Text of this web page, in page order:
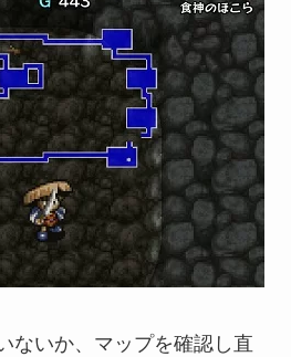
ないか、マップを確認し直